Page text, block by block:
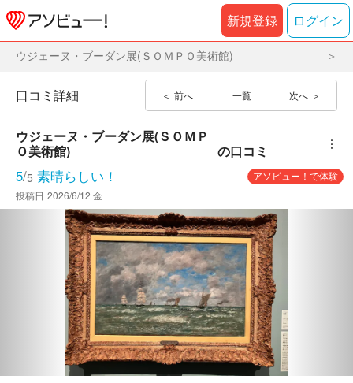
新規登録 ログイン
ウジェーヌ・ブーダン展(ＳＯＭＰＯ美術館)
前へ 一覧 次へ
口コミ詳細
ウジェーヌ・ブーダン展(ＳＯＭＰ
Ｏ美術館)
の口コミ ︙
5/5 素晴らしい！
アソビュー！で体験
投稿日 2026/6/12 金